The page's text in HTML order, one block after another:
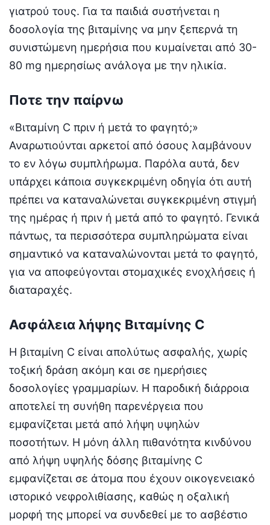
γιατρού τους. Για τα παιδιά συστήνεται η
δοσολογία της βιταμίνης να μην ξεπερνά τη
συνιστώμενη ημερήσια που κυμαίνεται από 30-
80 mg ημερησίως ανάλογα με την ηλικία.
Ποτε την παίρνω
«Βιταμίνη C πριν ή μετά το φαγητό;»
Αναρωτιούνται αρκετοί από όσους λαμβάνουν
το εν λόγω συμπλήρωμα. Παρόλα αυτά, δεν
υπάρχει κάποια συγκεκριμένη οδηγία ότι αυτή
πρέπει να καταναλώνεται συγκεκριμένη στιγμή
της ημέρας ή πριν ή μετά από το φαγητό. Γενικά
πάντως, τα περισσότερα συμπληρώματα είναι
σημαντικό να καταναλώνονται μετά το φαγητό,
για να αποφεύγονται στομαχικές ενοχλήσεις ή
διαταραχές.
Ασφάλεια λήψης Βιταμίνης C
Η βιταμίνη C είναι απολύτως ασφαλής, χωρίς
τοξική δράση ακόμη και σε ημερήσιες
δοσολογίες γραμμαρίων. Η παροδική διάρροια
αποτελεί τη συνήθη παρενέργεια που
εμφανίζεται μετά από λήψη υψηλών
ποσοτήτων. Η μόνη άλλη πιθανότητα κινδύνου
από λήψη υψηλής δόσης βιταμίνης C
εμφανίζεται σε άτομα που έχουν οικογενειακό
ιστορικό νεφρολιθίασης, καθώς η οξαλική
μορφή της μπορεί να συνδεθεί με το ασβέστιο